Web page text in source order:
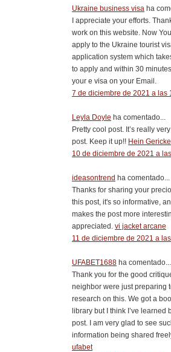
Ukraine business visa ha
I appreciate your efforts.
work on this website. Now
apply to the Ukraine tourist
application system which
to apply and within 30
your e visa on your Email.
7 de diciembre de 2021 a las
Leyla Doyle ha comentado...
Pretty cool post. It’s really
post. Keep it up!! Hein
10 de diciembre de 2021 a
ideasontrend ha comentado...
Thanks for sharing your
this post, it's so informative,
makes the post more
appreciated. vi jacket arcane
11 de diciembre de 2021 a
UFABET1688 ha comentado...
Thank you for the good
neighbor were just preparing
research on this. We got a
library but I think I’ve learned
post. I am very glad to see
information being shared
ufabet